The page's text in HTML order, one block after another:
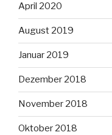
April 2020
August 2019
Januar 2019
Dezember 2018
November 2018
Oktober 2018